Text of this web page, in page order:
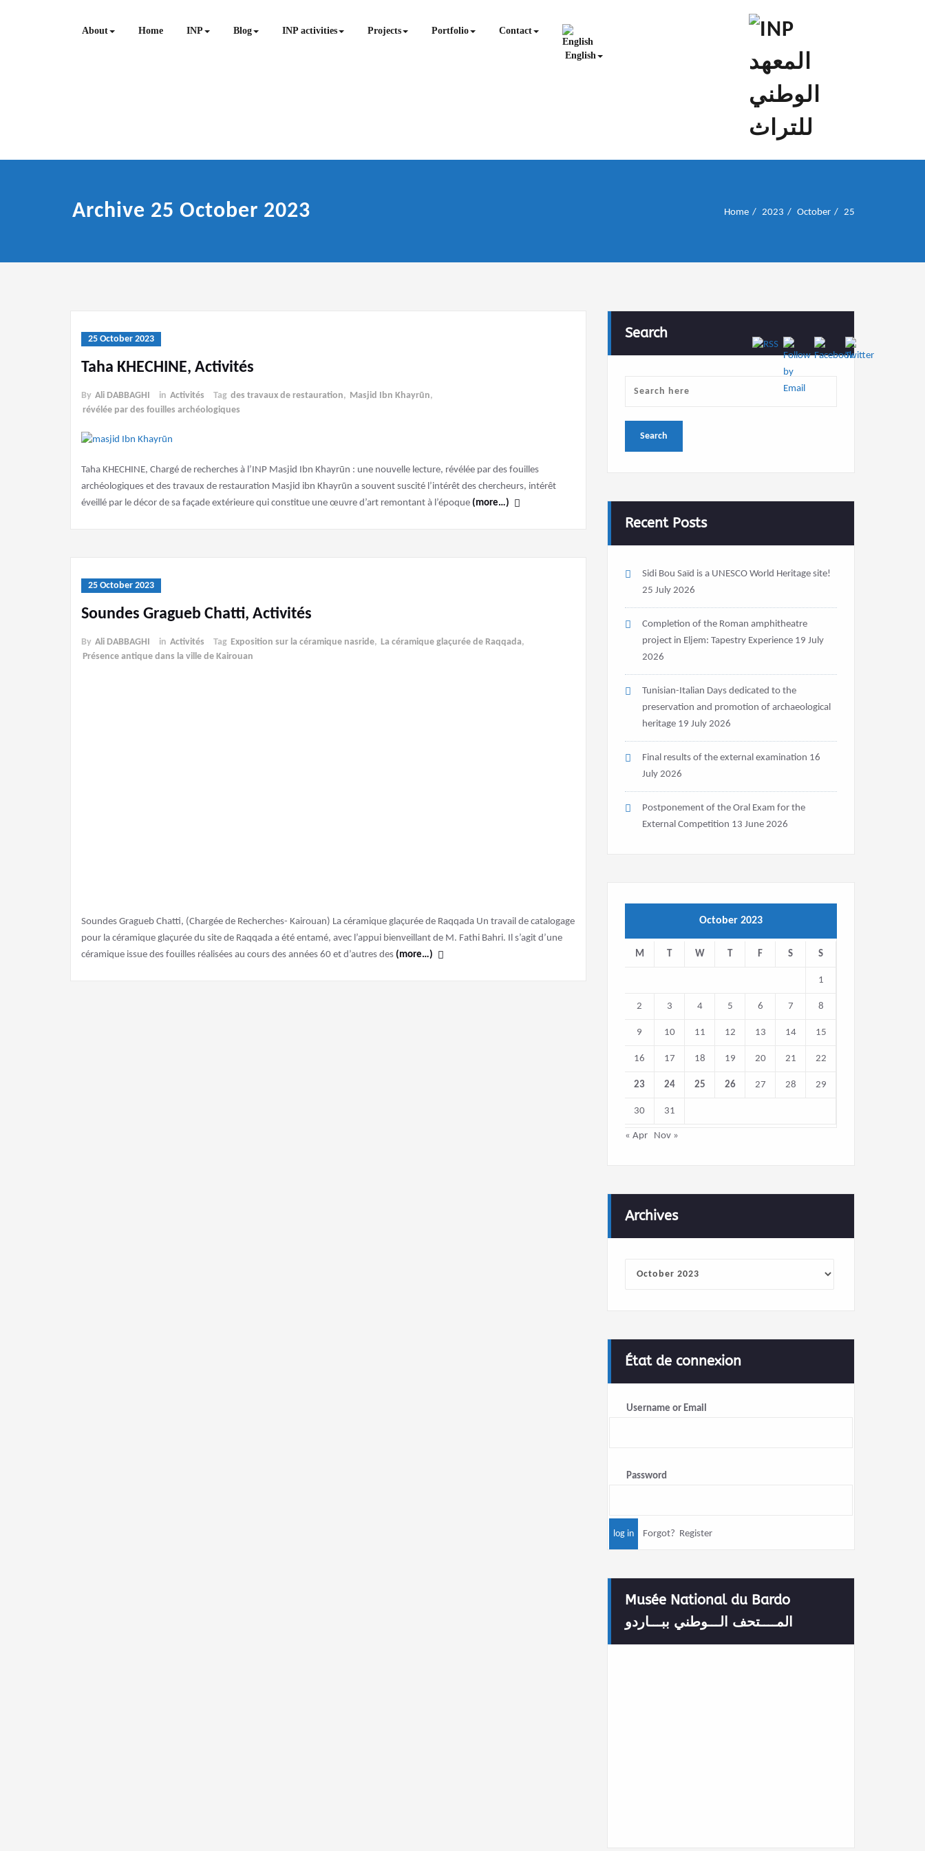
INP المعهد الوطني
للتراث
إن علم الآثار هو أسمى أنواع البحوث
About Home INP Blog INP activities Projects Portfolio Contact
English
Archive 25 October 2023 Home 2023 October 25
25 October 2023
Taha KHECHINE, Activités
By Ali DABBAGHI in Activités Tag des travaux de restauration, Masjid Ibn Khayrūn,
révélée par des fouilles archéologiques
Taha KHECHINE, Chargé de recherches à l’INP Masjid Ibn Khayrūn : une nouvelle lecture, révélée par des fouilles
archéologiques et des travaux de restauration Masjid ibn Khayrūn a souvent suscité l’intérêt des chercheurs, intérêt
éveillé par le décor de sa façade extérieure qui constitue une œuvre d’art remontant à l’époque (more…)
25 October 2023
Soundes Gragueb Chatti, Activités
By Ali DABBAGHI in Activités Tag Exposition sur la céramique nasride, La céramique glaçurée de Raqqada,
Présence antique dans la ville de Kairouan
Soundes Gragueb Chatti, (Chargée de Recherches- Kairouan) La céramique glaçurée de Raqqada Un travail de catalogage
pour la céramique glaçurée du site de Raqqada a été entamé, avec l’appui bienveillant de M. Fathi Bahri. Il s’agit d’une
céramique issue des fouilles réalisées au cours des années 60 et d’autres des (more…)
Search
Recent Posts
Sidi Bou Saïd is a UNESCO World Heritage site!
25 July 2026
Completion of the Roman amphitheatre
project in Eljem: Tapestry Experience 19 July
2026
Tunisian-Italian Days dedicated to the
preservation and promotion of archaeological
heritage 19 July 2026
Final results of the external examination 16
July 2026
Postponement of the Oral Exam for the
External Competition 13 June 2026
October 2023
M T W T F S S
1
2 3 4 5 6 7 8
9 10 11 12 13 14 15
16 17 18 19 20 21 22
23 24 25 26 27 28 29
30 31
« Apr Nov »
Archives
État de connexion
Username or Email
Password
Forgot? Register
Musée National du Bardo
المــــتحف الـــوطني ببـــاردو